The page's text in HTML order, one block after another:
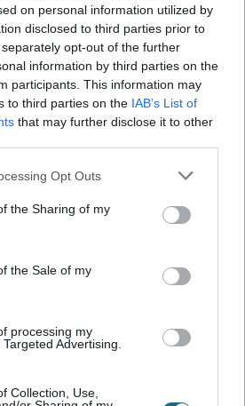
on personal information utilized by
disclosed to third parties prior to
opt-out of the further
information by third parties on the
participants. This information may
to third parties on the IAB’s List of
that may further disclose it to other
Opt Outs
the Sharing of my
the Sale of my
processing my
Advertising.
Collection, Use,
to the Όροι και Προϋποθέσεις
Εγγραφή